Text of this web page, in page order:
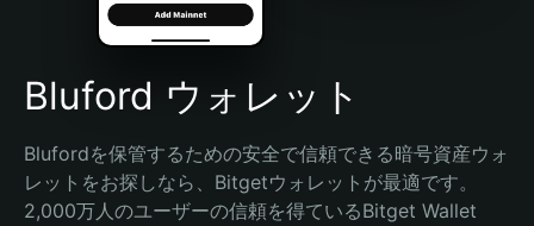
Español (Argentina)
Bluford ウォレット
Blufordを保管するための安全で信頼できる暗号資産ウォ
レットをお探しなら、Bitgetウォレットが最適です。
2,000万人のユーザーの信頼を得ているBitget Wallet